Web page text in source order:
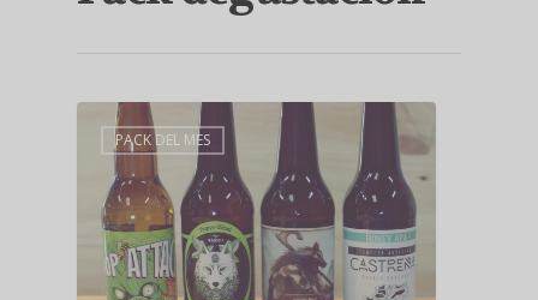
PACK DEL MES